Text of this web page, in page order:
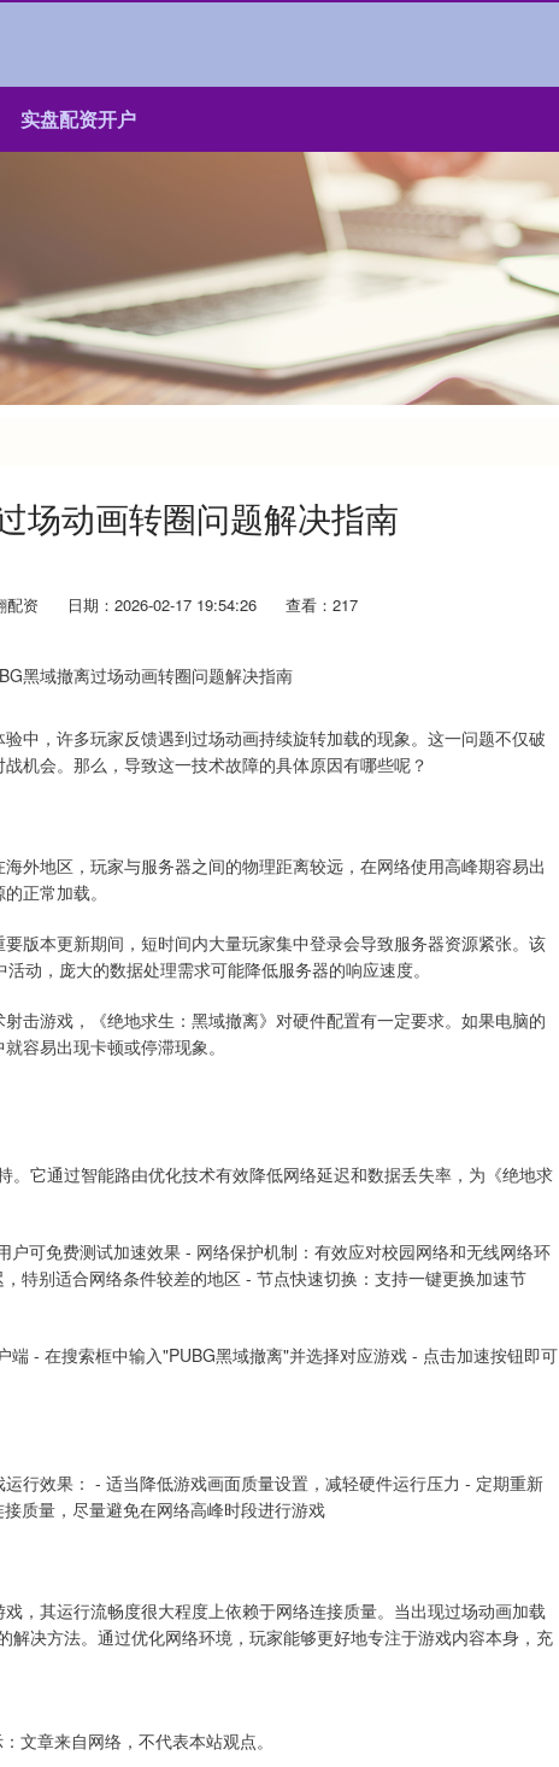
实盘配资开户
场动画转圈问题解决指南
配资 日期：2026-02-17 19:54:26 查看：217
中，许多玩家反馈遇到过场动画持续旋转加载的现象。这一问题不仅破
机会。那么，导致这一技术故障的具体原因有哪些呢？
外地区，玩家与服务器之间的物理距离较远，在网络使用高峰期容易出
正常加载。
版本更新期间，短时间内大量玩家集中登录会导致服务器资源紧张。该
动，庞大的数据处理需求可能降低服务器的响应速度。
击游戏，《绝地求生：黑域撤离》对硬件配置有一定要求。如果电脑的
容易出现卡顿或停滞现象。
它通过智能路由优化技术有效降低网络延迟和数据丢失率，为《绝地求
可免费测试加速效果 - 网络保护机制：有效应对校园网络和无线网络环
特别适合网络条件较差的地区 - 节点快速切换：支持一键更换加速节
- 在搜索框中输入"PUBG黑域撤离"并选择对应游戏 - 点击加速按钮即可
行效果： - 适当降低游戏画面质量设置，减轻硬件运行压力 - 定期重新
质量，尽量避免在网络高峰时段进行游戏
，其运行流畅度很大程度上依赖于网络连接质量。当出现过场动画加载
决方法。通过优化网络环境，玩家能够更好地专注于游戏内容本身，充
文章来自网络，不代表本站观点。